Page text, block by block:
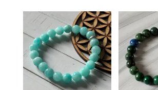
prix :
25.50 €
à
40.00 €